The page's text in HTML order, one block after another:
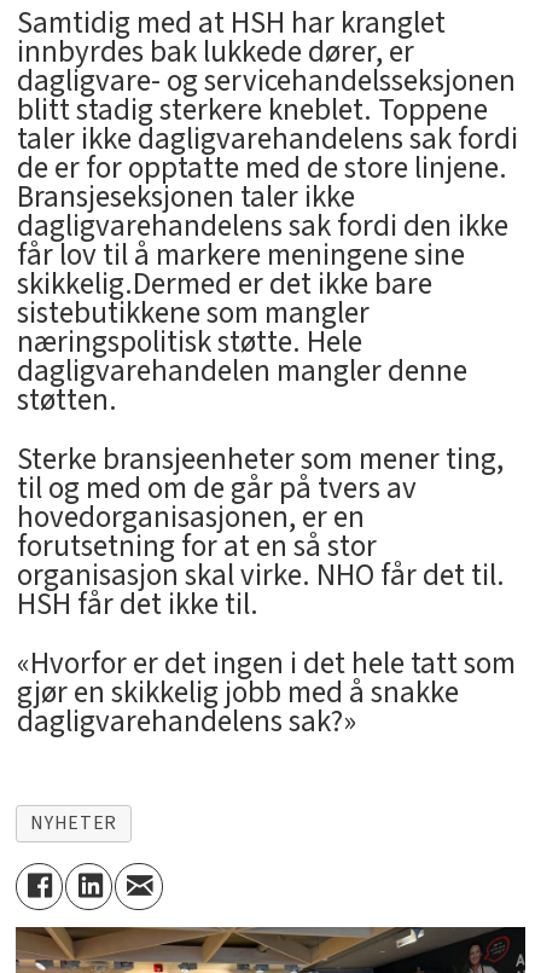
Samtidig med at HSH har kranglet
innbyrdes bak lukkede dører, er
dagligvare- og servicehandelsseksjonen
blitt stadig sterkere kneblet. Toppene
taler ikke dagligvarehandelens sak fordi
de er for opptatte med de store linjene.
Bransjeseksjonen taler ikke
dagligvarehandelens sak fordi den ikke
får lov til å markere meningene sine
skikkelig.Dermed er det ikke bare
sistebutikkene som mangler
næringspolitisk støtte. Hele
dagligvarehandelen mangler denne
støtten.
Sterke bransjeenheter som mener ting,
til og med om de går på tvers av
hovedorganisasjonen, er en
forutsetning for at en så stor
organisasjon skal virke. NHO får det til.
HSH får det ikke til.
«Hvorfor er det ingen i det hele tatt som
gjør en skikkelig jobb med å snakke
dagligvarehandelens sak?»
NYHETER